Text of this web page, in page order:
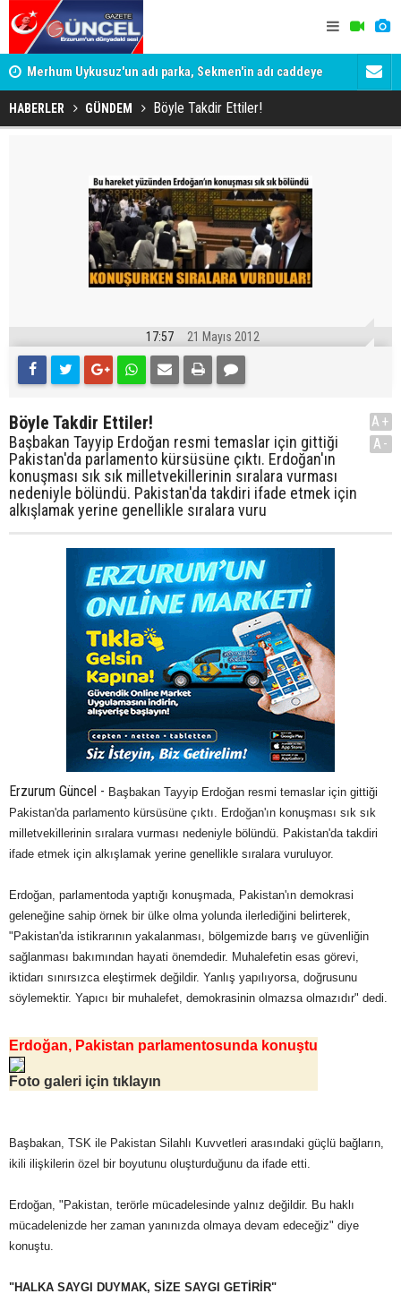
Merhum Uykusuz'un adı parka, Sekmen'in adı caddeye
verildi
HABERLER GÜNDEM Böyle Takdir Ettiler!
17:57 21 Mayıs 2012
Böyle Takdir Ettiler!
Başbakan Tayyip Erdoğan resmi temaslar için gittiği
Pakistan'da parlamento kürsüsüne çıktı. Erdoğan'ın
konuşması sık sık milletvekillerinin sıralara vurması
nedeniyle bölündü. Pakistan'da takdiri ifade etmek için
alkışlamak yerine genellikle sıralara vuru
A+
A-
Erzurum Güncel - Başbakan Tayyip Erdoğan resmi temaslar için gittiği
Pakistan'da parlamento kürsüsüne çıktı. Erdoğan'ın konuşması sık sık
milletvekillerinin sıralara vurması nedeniyle bölündü. Pakistan'da takdiri
ifade etmek için alkışlamak yerine genellikle sıralara vuruluyor.
Erdoğan, parlamentoda yaptığı konuşmada, Pakistan'ın demokrasi
geleneğine sahip örnek bir ülke olma yolunda ilerlediğini belirterek,
"Pakistan'da istikrarının yakalanması, bölgemizde barış ve güvenliğin
sağlanması bakımından hayati önemdedir. Muhalefetin esas görevi,
iktidarı sınırsızca eleştirmek değildir. Yanlış yapılıyorsa, doğrusunu
söylemektir. Yapıcı bir muhalefet, demokrasinin olmazsa olmazıdır" dedi.
Erdoğan, Pakistan parlamentosunda konuştu
Foto galeri için tıklayın
Başbakan, TSK ile Pakistan Silahlı Kuvvetleri arasındaki güçlü bağların,
ikili ilişkilerin özel bir boyutunu oluşturduğunu da ifade etti.
Erdoğan, "Pakistan, terörle mücadelesinde yalnız değildir. Bu haklı
mücadelenizde her zaman yanınızda olmaya devam edeceğiz" diye
konuştu.
"HALKA SAYGI DUYMAK, SİZE SAYGI GETİRİR"